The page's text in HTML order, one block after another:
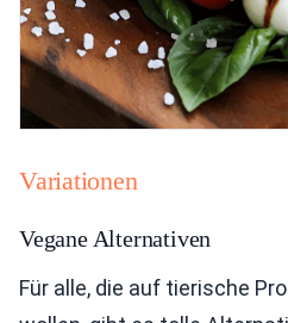
Variationen
Vegane Alternativen
Für alle, die auf tierische